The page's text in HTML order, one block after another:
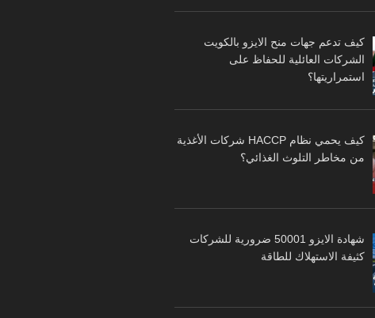
كيف تدعم جهات منح الايزو بالكويت
الشركات العائلية للحفاظ على
استمراريتها؟
كيف يحمي نظام HACCP شركات الأغذية
من مخاطر التلوث الغذائي؟
شهادة الايزو 50001 ضرورية للشركات
كثيفة الاستهلاك للطاقة